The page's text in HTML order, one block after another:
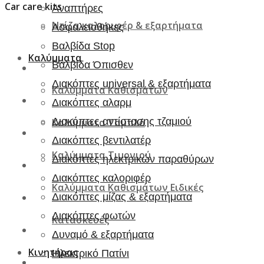
Ντίζα καλοριφέρ & εξαρτήματα
Καλύμματα
Καλύμματα Καθισμάτων
Καλύμματα Ταμπλό
Καλύμματα Τιμονιού
Καλύμματα Καθισμάτων Ειδικές
Κατασκευές
Κινητήρας
Car care kitsΑναπτήρες
Ασφαλειοθήκες
Βαλβίδα Stop
Βαλβίδα Όπισθεν
Διακόπτες universal & εξαρτήματα
Διακόπτες αλαρμ
Διακόπτες αντίστασης τζαμιού
Διακόπτες βεντιλατέρ
Διακόπτες ηλεκτρικών παραθύρων
Διακόπτες καλοριφέρ
Διακόπτες μίζας & εξαρτήματα
Διακόπτες φωτών
Δυναμό & εξαρτήματα
Ηλεκτρικό Πατίνι